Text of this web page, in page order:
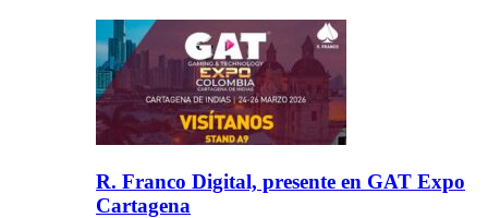
R. Franco Digital, presente en GAT Expo
Cartagena